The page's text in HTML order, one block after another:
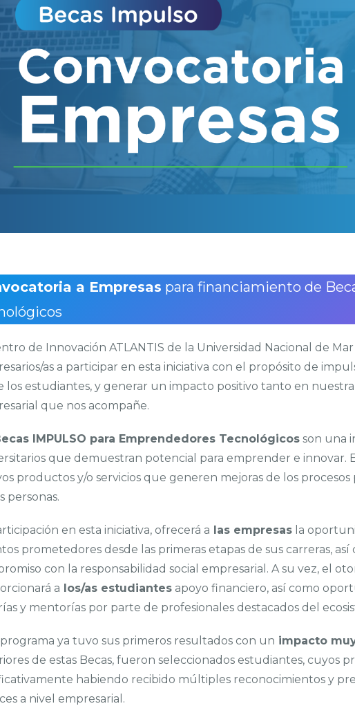
a Empresas para financiamiento de
de Innovación ATLANTIS de la Universidad Nacional de
as a participar en esta iniciativa con el propósito de
los estudiantes, y generar un impacto positivo tanto en
que nos acompañe.
IMPULSO para Emprendedores Tecnológicos son una
que demuestran potencial para emprender e innovar.
productos y/o servicios que generen mejoras de los
personas.
en esta iniciativa, ofrecerá a las empresas la
prometedores desde las primeras etapas de sus carreras,
con la responsabilidad social empresarial. A su vez, el
a los/as estudiantes apoyo financiero, así como
y mentorías por parte de profesionales destacados del
ya tuvo sus primeros resultados con un impacto
de estas Becas, fueron seleccionados estudiantes, cuyos
habiendo recibido múltiples reconocimientos y
a nivel empresarial.